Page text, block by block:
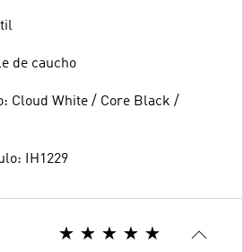
de caucho
Cloud White / Core Black /
IH1229